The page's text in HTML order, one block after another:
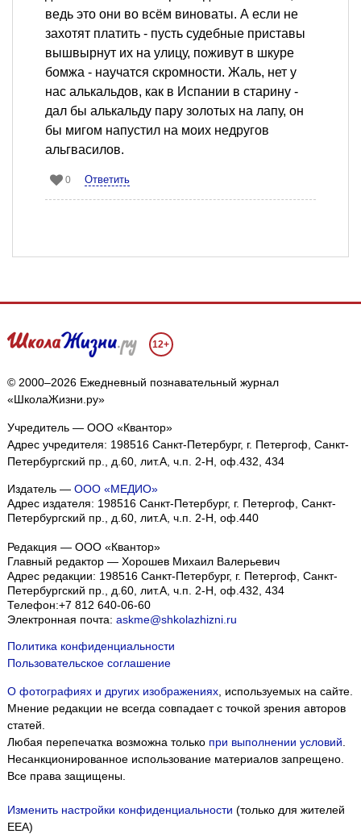
ведь это они во всём виноваты. А если не
захотят платить - пусть судебные приставы
вышвырнут их на улицу, поживут в шкуре
бомжа - научатся скромности. Жаль, нет у
нас алькальдов, как в Испании в старину -
дал бы алькальду пару золотых на лапу, он
бы мигом напустил на моих недругов
альгвасилов.
0 Ответить
12+
© 2000–2026 Ежедневный познавательный журнал
«ШколаЖизни.ру»
Учредитель — ООО «Квантор»
Адрес учредителя: 198516 Санкт-Петербург, г. Петергоф, Санкт-
Петербургский пр., д.60, лит.А, ч.п. 2-Н, оф.432, 434
Издатель — ООО «МЕДИО»
Адрес издателя: 198516 Санкт-Петербург, г. Петергоф, Санкт-
Петербургский пр., д.60, лит.А, ч.п. 2-Н, оф.440
Редакция — ООО «Квантор»
Главный редактор — Хорошев Михаил Валерьевич
Адрес редакции: 198516 Санкт-Петербург, г. Петергоф Санкт-
Петербургский пр., д.60, лит.А, ч.п. 2-Н, оф.432, 434
Телефон:+7 812 640-06-60
Электронная почта: askme@shkolazhizni.ru
Политика конфиденциальности
Пользовательское соглашение
О фотографиях и других изображениях, используемых на сайте.
Мнение редакции не всегда совпадает с точкой зрения авторов
статей.
Любая перепечатка возможна только при выполнении условий
Несанкционированное использование материалов запрещено.
Все права защищены.
Изменить настройки конфиденциальности (только для жителей
EEA)